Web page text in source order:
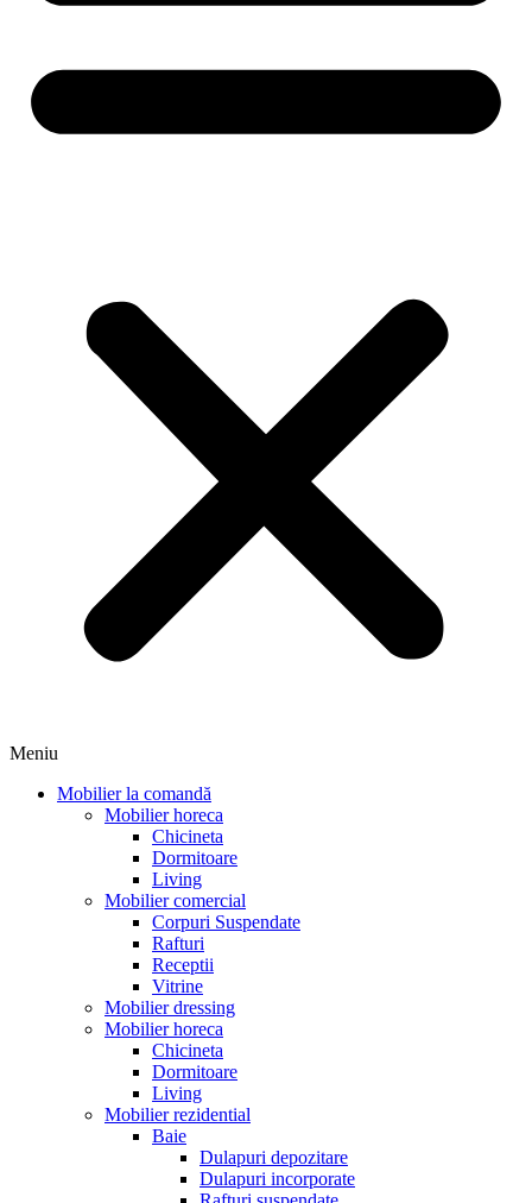
Meniu
Mobilier la comandă
Mobilier horeca
Chicineta
Dormitoare
Living
Mobilier comercial
Corpuri Suspendate
Rafturi
Receptii
Vitrine
Mobilier dressing
Mobilier horeca
Chicineta
Dormitoare
Living
Mobilier rezidential
Baie
Dulapuri depozitare
Dulapuri incorporate